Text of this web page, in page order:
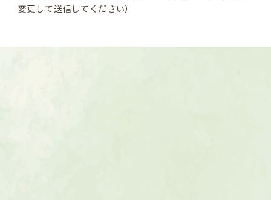
変更して送信してください）